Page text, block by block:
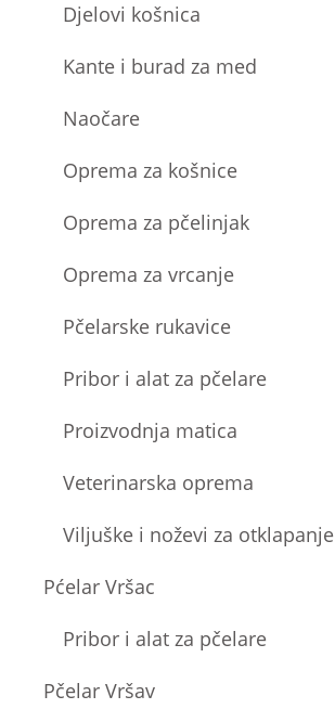
Djelovi košnica
Kante i burad za med
Naočare
Oprema za košnice
Oprema za pčelinjak
Oprema za vrcanje
Pčelarske rukavice
Pribor i alat za pčelare
Proizvodnja matica
Veterinarska oprema
Viljuške i noževi za otklapanje
Pćelar Vršac
Pribor i alat za pčelare
Pčelar Vršav